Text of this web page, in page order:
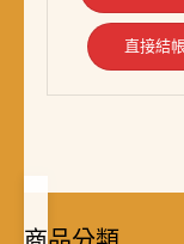
直接結